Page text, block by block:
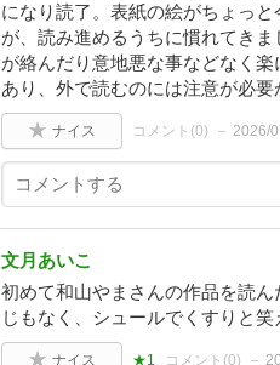
になり読了。表紙の絵がちょっ
が、読み進めるうちに慣れてき
が絡んだり意地悪な事などなく
あり、外で読むのには注意が必要
ナイス コメント(0) 2026/
文月あいこ
初めて和山やまさんの作品を読
じもなく、シュールでくすりと
ナイス ★1 コメント(0)